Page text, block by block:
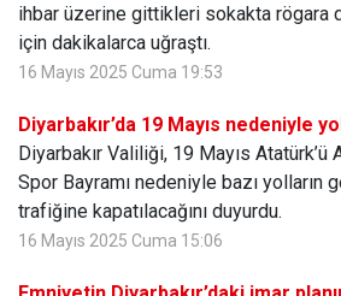
ihbar üzerine gittikleri sokakta rögara
için dakikalarca uğraştı.
16 Mayıs 2025 Cuma 19:53
Diyarbakır’da 19 Mayıs nedeniyle
Diyarbakır Valiliği, 19 Mayıs Atatürk’ü
Spor Bayramı nedeniyle bazı yolların
trafiğine kapatılacağını duyurdu.
16 Mayıs 2025 Cuma 15:06